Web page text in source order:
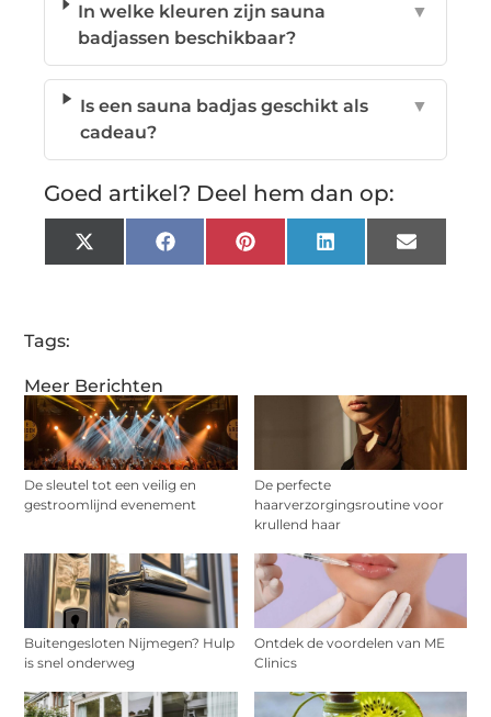
Meer Berichten
De sleutel tot een veilig en
gestroomlijnd evenement
De perfecte
haarverzorgingsroutine voor
krullend haar
Buitengesloten Nijmegen? Hulp
is snel onderweg
Ontdek de voordelen van ME
Clinics
In welke kleuren zijn sauna
badjassen beschikbaar?
▼
Is een sauna badjas geschikt als
cadeau?
▼
Goed artikel? Deel hem dan op:
X
(Twitter)
FacebookPinterestLinkedInEmail
Tags: